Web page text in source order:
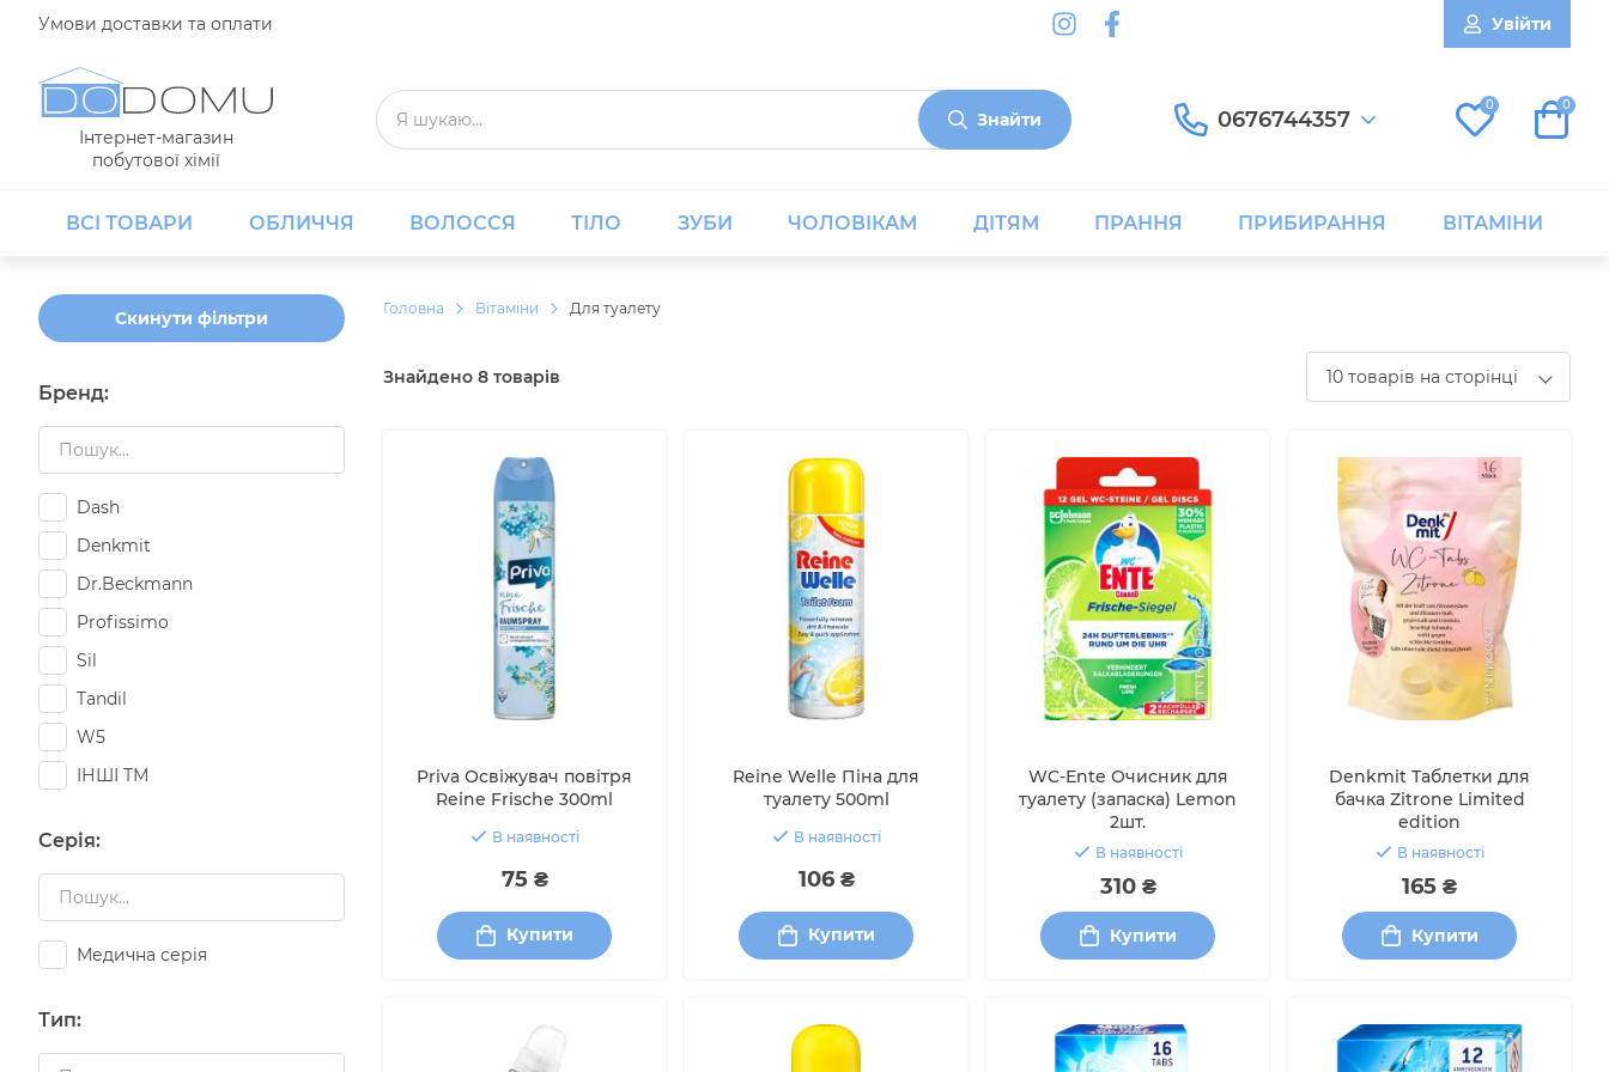
Умови доставки та оплати Увійти
Інтернет-магазин
побутової хімії
Знайти 0676744357
0 0
ВСІ ТОВАРИ ОБЛИЧЧЯ ВОЛОССЯ ТІЛО ЗУБИ ЧОЛОВІКАМ ДІТЯМ ПРАННЯ ПРИБИРАННЯ ВІТАМІНИ
Скинути фільтри
Бренд:
Dash
Denkmit
Dr.Beckmann
Profissimo
Sil
Tandil
W5
ІНШІ ТМ
Серія:
Медична серія
Тип:
Головнa Вітаміни Для туалету
Знайдено 8 товарів
Priva Освіжувач повітря
Reine Frische 300ml
В наявності
75 ₴
Купити
Reine Welle Піна для
туалету 500ml
В наявності
106 ₴
Купити
WC-Ente Очисник для
туалету (запаска) Lemon
2шт.
В наявності
310 ₴
Купити
Denkmit Таблетки для
бачка Zitrone Limited
edition
В наявності
165 ₴
Купити